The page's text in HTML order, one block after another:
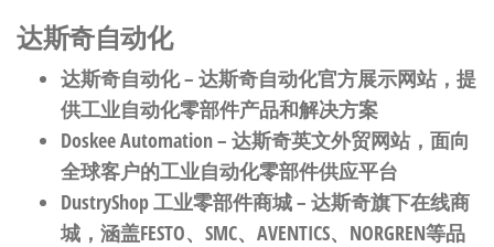
达斯奇自动化
达斯奇自动化– 达斯奇自动化官方展示网站，提
供工业自动化零部件产品和解决方案
Doskee Automation– 达斯奇英文外贸网站，面向
全球客户的工业自动化零部件供应平台
DustryShop 工业零部件商城– 达斯奇旗下在线商
城，涵盖FESTO、SMC、AVENTICS、NORGREN等品